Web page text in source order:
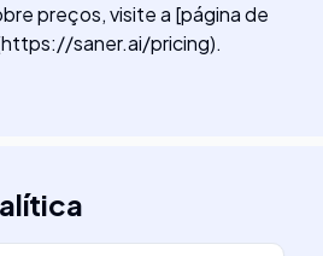
preços, visite a [página de
saner.ai/pricing).